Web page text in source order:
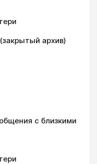
архив)
с близкими